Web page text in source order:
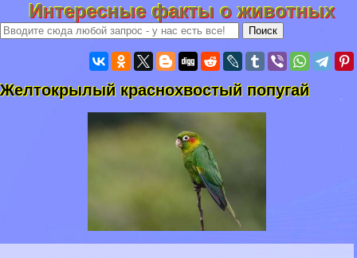
Интересные факты о животных
Желтокрылый краснохвостый попугай